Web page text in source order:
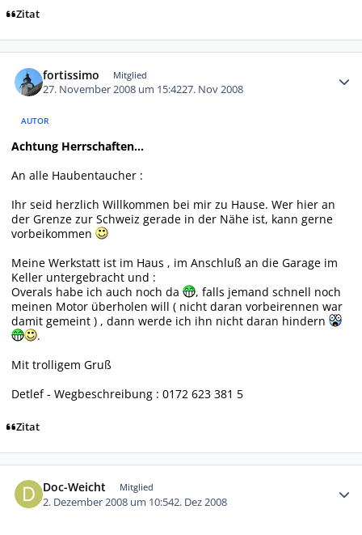
Zitat
fortissimo Mitglied
27. November 2008 um 15:4227. Nov 2008
AUTOR
Achtung Herrschaften...
An alle Haubentaucher :
Ihr seid herzlich Willkommen bei mir zu Hause. Wer hier an
der Grenze zur Schweiz gerade in der Nähe ist, kann gerne
vorbeikommen
Meine Werkstatt ist im Haus , im Anschluß an die Garage im
Keller untergebracht und :
Overals habe ich auch noch da
, falls jemand schnell noch
meinen Motor überholen will ( nicht daran vorbeirennen war
damit gemeint ) , dann werde ich ihn nicht daran hindern
.
Mit trolligem Gruß
Detlef - Wegbeschreibung : 0172 623 381 5
Zitat
Doc-Weicht Mitglied
2. Dezember 2008 um 10:542. Dez 2008